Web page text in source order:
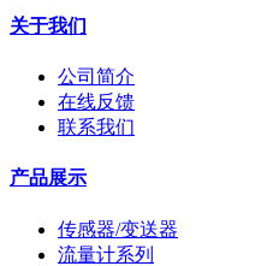
关于我们
公司简介
在线反馈
联系我们
产品展示
传感器/变送器
流量计系列